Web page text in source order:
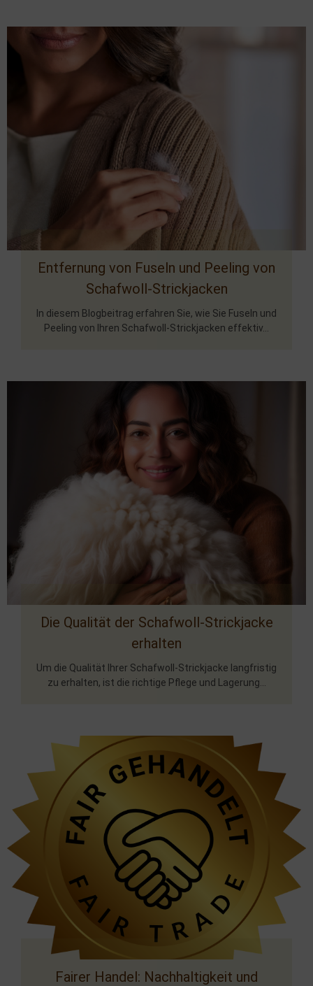
Entfernung von Fuseln und Peeling von
Schafwoll-Strickjacken
In diesem Blogbeitrag erfahren Sie, wie Sie Fuseln und
Peeling von Ihren Schafwoll-Strickjacken effektiv...
Die Qualität der Schafwoll-Strickjacke
erhalten
Um die Qualität Ihrer Schafwoll-Strickjacke langfristig
zu erhalten, ist die richtige Pflege und Lagerung...
Fairer Handel: Nachhaltigkeit und